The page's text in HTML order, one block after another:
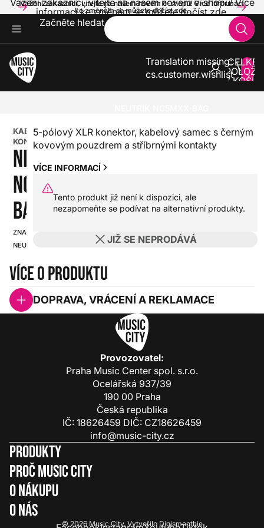
Vážení zákazníci, vítejte na našem novém e-shopu! Více informací
ke změnám se můžete dočíst zde.
Vážení zákazníci, vítejte na našem novém e-shopu! Více
informací ke změnám se můžete dočíst zde.
Začněte hledat
Translation missing:
cs.customer.wishlist
V
0
KABELOVÉ
KONEKTORY
NEUTRIK
NC5MXX-
BAG
ZNAČKA:
NEUTRIK
HX0000000098371
5-pólový XLR konektor, kabelový samec s černým
kovovým pouzdrem a stříbrnými kontakty
VÍCE INFORMACÍ
Tento produkt již není k dispozici, ale
nezapomeňte se podívat na alternativní produkty.
JIŽ SE NEPRODÁVÁ
Více o produktu
DOPRAVA, VRÁCENÍ A REKLAMACE
Provozovatel:
Praha Music Center spol. s.r.o.
Ocelářská 937/39
190 00 Praha
Česká republika
IČ: 18626459 DIČ: CZ18626459
info@music-city.cz
Produkty
Proč Music City
O nákupu
O nás
© 2026 Music City. Vytvořilo Digismoothie